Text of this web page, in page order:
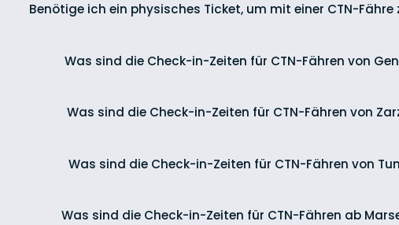
Benötige ich ein physisches Ticket, um mit einer CTN-Fähre
Was sind die Check-in-Zeiten für CTN-Fähren von
Was sind die Check-in-Zeiten für CTN-Fähren von
Was sind die Check-in-Zeiten für CTN-Fähren von
Was sind die Check-in-Zeiten für CTN-Fähren ab